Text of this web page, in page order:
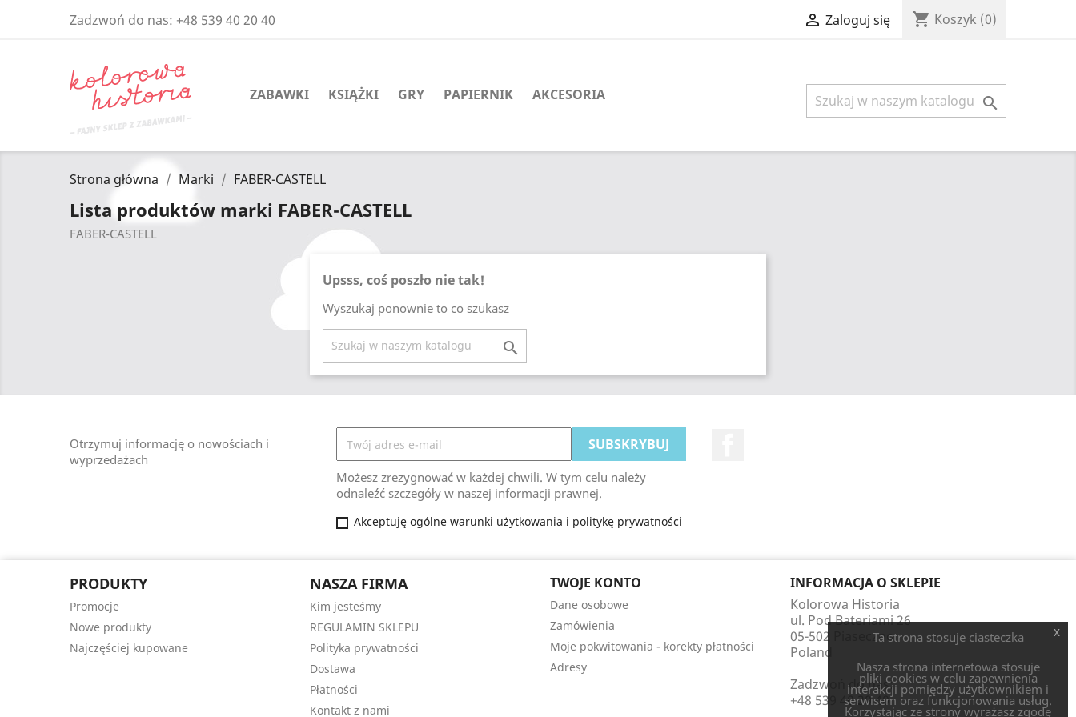
Zadzwoń do nas: +48 539 40 20 40  Zaloguj się shopping_cart Koszyk (0)
ZABAWKI KSIĄŻKI GRY PAPIERNIK AKCESORIA 
Strona główna Marki FABER-CASTELL
Lista produktów marki FABER-CASTELL
FABER-CASTELL
Upsss, coś poszło nie tak!
Wyszukaj ponownie to co szukasz

Otrzymuj informację o nowościach i
wyprzedażach
Możesz zrezygnować w każdej chwili. W tym celu należy
odnaleźć szczegóły w naszej informacji prawnej.
Akceptuję ogólne warunki użytkowania i politykę prywatności
PRODUKTY
Promocje
Nowe produkty
Najczęściej kupowane
NASZA FIRMA
Kim jesteśmy
REGULAMIN SKLEPU
Polityka prywatności
Dostawa
Płatności
Kontakt z nami
TWOJE KONTO
Dane osobowe
Zamówienia
Moje pokwitowania - korekty płatności
Adresy
INFORMACJA O SKLEPIE
Kolorowa Historia
ul. Pod Bateriami 26
05-502 Piaseczno
Poland
Zadzwoń do nas:
+48 539 40 20 40
Ta strona stosuje ciasteczka
Nasza strona internetowa stosuje
pliki cookies w celu zapewnienia
interakcji pomiędzy użytkownikiem i
serwisem oraz funkcjonowania usług.
Korzystając ze strony wyrażasz zgodę
x